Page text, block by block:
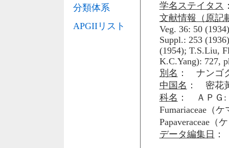
学名ステイタス
文献情報（原記
Veg. 36: 50
Suppl.: 253
(1954); T.S.Liu,
K.C.Yang): 727,
別名 ： ナンゴ
中国名 ： 密花
科名 ： ＡＰＧ:
Fumariaceae（
Papaveraceae（
データ編集日
分類体系
APGIIリスト